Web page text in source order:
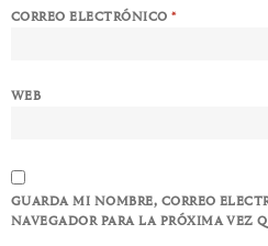
CORREO ELECTRÓNICO*
WEB
GUARDA MI NOMBRE, CORREO
NAVEGADOR PARA LA PRÓXIMA VEZ